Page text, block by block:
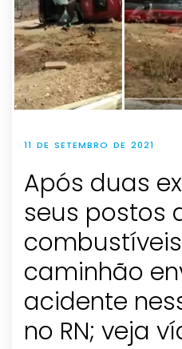
11 DE SETEMBRO DE 2021
Após duas
seus postos
caminhão
acidente
no RN; veja